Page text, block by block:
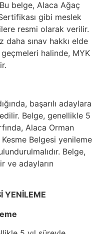
belge, Alaca Ağaç
gibi meslek
resmi olarak verilir.
daha sınav hakkı elde
geçmeleri halinde, MYK
başarılı adaylara
Belge, genellikle 5
Alaca Orman
Belgesi yenileme
Belge,
ve adayların
YENİLEME